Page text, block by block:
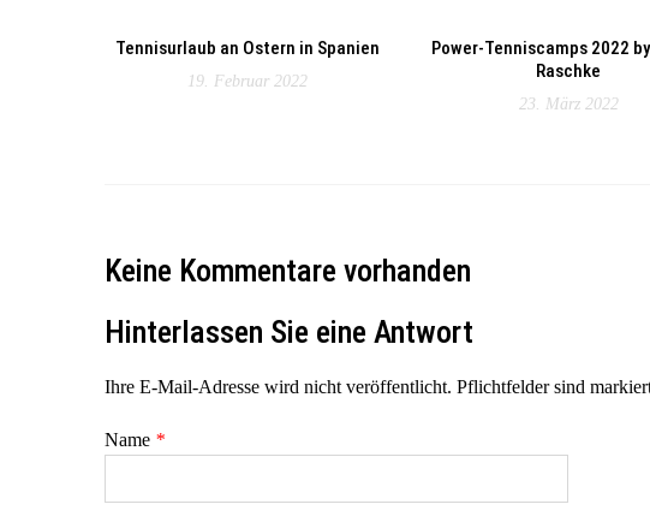
Tennisurlaub an Ostern in Spanien
19. Februar 2022
Power-Tenniscamps 2022
Raschke
23. März 2022
Keine Kommentare vorhanden
Hinterlassen Sie eine Antwort
Ihre E-Mail-Adresse wird nicht veröffentlicht. Pflichtfelder sind
Name *